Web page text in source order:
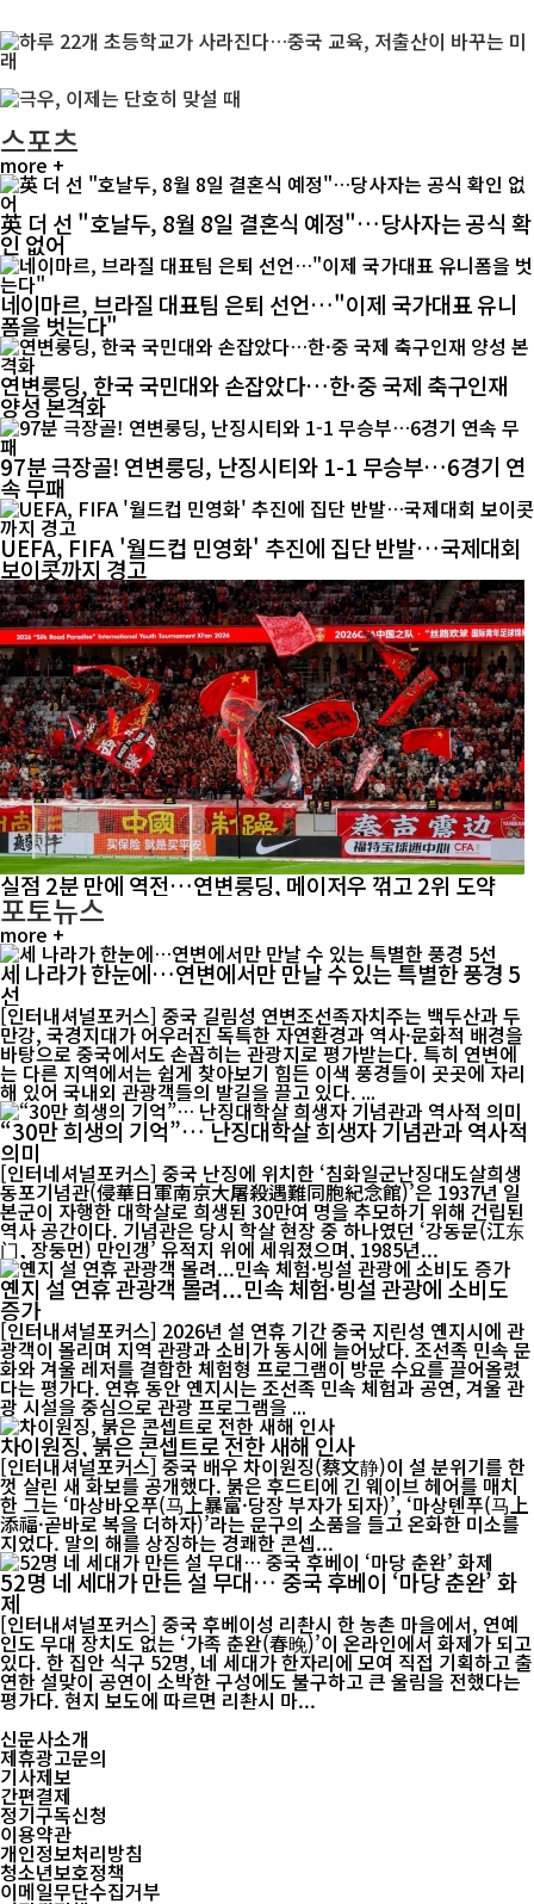
스포츠
more +
英 더 선 "호날두, 8월 8일 결혼식 예정"…당사자는 공식 확
인 없어
네이마르, 브라질 대표팀 은퇴 선언…"이제 국가대표 유니
폼을 벗는다"
연변룽딩, 한국 국민대와 손잡았다…한·중 국제 축구인재
양성 본격화
97분 극장골! 연변룽딩, 난징시티와 1-1 무승부…6경기 연
속 무패
UEFA, FIFA '월드컵 민영화' 추진에 집단 반발…국제대회
보이콧까지 경고
실점 2분 만에 역전…연변룽딩, 메이저우 꺾고 2위 도약
포토뉴스
more +
세 나라가 한눈에…연변에서만 만날 수 있는 특별한 풍경 5
선
[인터내셔널포커스] 중국 길림성 연변조선족자치주는 백두산과 두
만강, 국경지대가 어우러진 독특한 자연환경과 역사·문화적 배경을
바탕으로 중국에서도 손꼽히는 관광지로 평가받는다. 특히 연변에
는 다른 지역에서는 쉽게 찾아보기 힘든 이색 풍경들이 곳곳에 자리
해 있어 국내외 관광객들의 발길을 끌고 있다. ...
“30만 희생의 기억”… 난징대학살 희생자 기념관과 역사적
의미
[인터네셔널포커스] 중국 난징에 위치한 ‘침화일군난징대도살희생
동포기념관(侵華日軍南京大屠殺遇難同胞紀念館)’은 1937년 일
본군이 자행한 대학살로 희생된 30만여 명을 추모하기 위해 건립된
역사 공간이다. 기념관은 당시 학살 현장 중 하나였던 ‘강동문(江东
门, 장둥먼) 만인갱’ 유적지 위에 세워졌으며, 1985년...
옌지 설 연휴 관광객 몰려...민속 체험·빙설 관광에 소비도
증가
[인터내셔널포커스] 2026년 설 연휴 기간 중국 지린성 옌지시에 관
광객이 몰리며 지역 관광과 소비가 동시에 늘어났다. 조선족 민속 문
화와 겨울 레저를 결합한 체험형 프로그램이 방문 수요를 끌어올렸
다는 평가다. 연휴 동안 옌지시는 조선족 민속 체험과 공연, 겨울 관
광 시설을 중심으로 관광 프로그램을 ...
차이원징, 붉은 콘셉트로 전한 새해 인사
[인터내셔널포커스] 중국 배우 차이원징(蔡文静)이 설 분위기를 한
껏 살린 새 화보를 공개했다. 붉은 후드티에 긴 웨이브 헤어를 매치
한 그는 ‘마상바오푸(马上暴富·당장 부자가 되자)’, ‘마상톈푸(马上
添福·곧바로 복을 더하자)’라는 문구의 소품을 들고 온화한 미소를
지었다. 말의 해를 상징하는 경쾌한 콘셉...
52명 네 세대가 만든 설 무대… 중국 후베이 ‘마당 춘완’ 화
제
[인터내셔널포커스] 중국 후베이성 리촨시 한 농촌 마을에서, 연예
인도 무대 장치도 없는 ‘가족 춘완(春晚)’이 온라인에서 화제가 되고
있다. 한 집안 식구 52명, 네 세대가 한자리에 모여 직접 기획하고 출
연한 설맞이 공연이 소박한 구성에도 불구하고 큰 울림을 전했다는
평가다. 현지 보도에 따르면 리촨시 마...
신문사소개
제휴광고문의
기사제보
간편결제
정기구독신청
이용약관
개인정보처리방침
청소년보호정책
이메일무단수집거부